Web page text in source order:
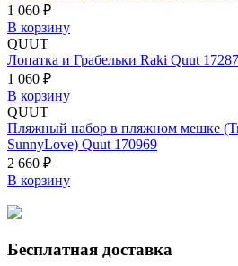
1 060 ₽
В корзину
QUUT
Лопатка и Грабельки Raki Quut
1 060 ₽
В корзину
QUUT
Пляжный набор в пляжном мешке
SunnyLove) Quut 170969
2 660 ₽
В корзину
Бесплатная доставка